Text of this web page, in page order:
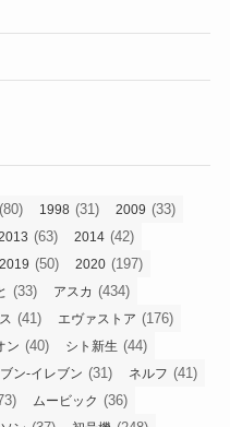
(80) 1998 (31) 2009 (33)
(63) 2014 (42)
2019 (50) 2020 (197)
(33) アスカ (434)
(41) エヴァストア (176)
ン (40) シト新生 (44)
ン-イレブン (31) ネルフ (41)
ムービック (36)